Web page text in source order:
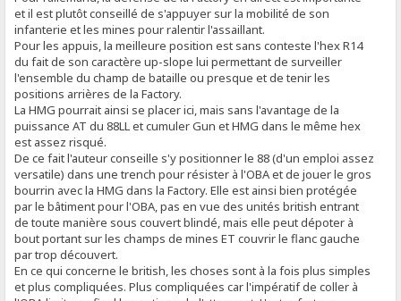
et il est plutôt conseillé de s'appuyer sur la mobilité de son
infanterie et les mines pour ralentir l'assaillant.
Pour les appuis, la meilleure position est sans conteste l'hex R14
du fait de son caractère up-slope lui permettant de surveiller
l'ensemble du champ de bataille ou presque et de tenir les
positions arrières de la Factory.
La HMG pourrait ainsi se placer ici, mais sans l'avantage de la
puissance AT du 88LL et cumuler Gun et HMG dans le même hex
est assez risqué.
De ce fait l'auteur conseille s'y positionner le 88 (d'un emploi assez
versatile) dans une trench pour résister à l'OBA et de jouer le gros
bourrin avec la HMG dans la Factory. Elle est ainsi bien protégée
par le bâtiment pour l'OBA, pas en vue des unités british entrant
de toute manière sous couvert blindé, mais elle peut dépoter à
bout portant sur les champs de mines ET couvrir le flanc gauche
par trop découvert.
En ce qui concerne le british, les choses sont à la fois plus simples
et plus compliquées. Plus compliquées car l'impératif de coller à